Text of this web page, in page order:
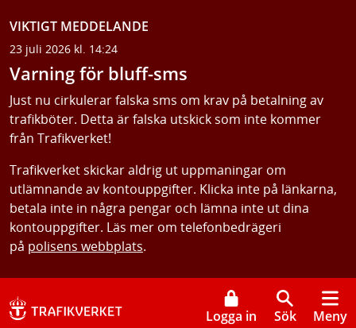
VIKTIGT MEDDELANDE
23 juli 2026 kl. 14:24
Varning för bluff-sms
Just nu cirkulerar falska sms om krav på betalning av
trafikböter. Detta är falska utskick som inte kommer
från Trafikverket!
Trafikverket skickar aldrig ut uppmaningar om
utlämnande av kontouppgifter. Klicka inte på länkarna,
betala inte in några pengar och lämna inte ut dina
kontouppgifter. Läs mer om telefonbedrägeri
på polisens webbplats.
Logga in Sök Meny